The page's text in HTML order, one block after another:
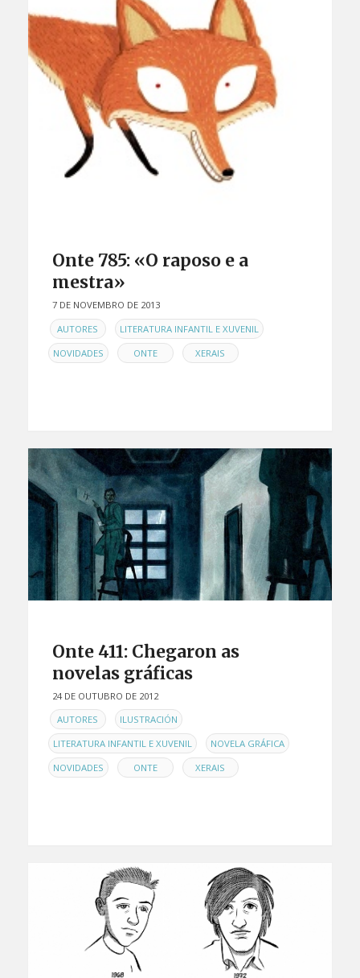
Onte 785: «O raposo e a
mestra»
7 DE NOVEMBRO DE 2013
EN AUTORES , LITERATURA INFANTIL E XUVENIL ,
NOVIDADES , ONTE , XERAIS
Onte 411: Chegaron as
novelas gráficas
24 DE OUTUBRO DE 2012
ENAUTORES , ILUSTRACIÓN ,
LITERATURA INFANTIL E XUVENIL , NOVELA GRÁFICA ,
NOVIDADES , ONTE , XERAIS